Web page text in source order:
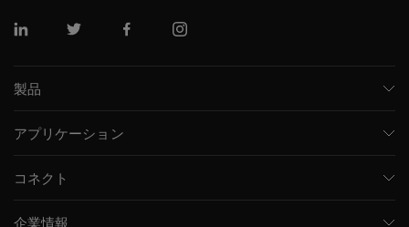
リンクトインツイッターフェイスブックインスタグラム
製品
キャピラリー電気泳動機器
統合ソリューション
アプリケーション
環境分析
コネクト
企業情報